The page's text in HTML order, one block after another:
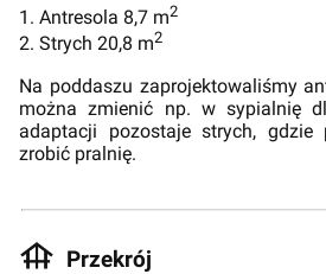
1. Antresola 8,7 m2
2. Strych 20,8 m2
Na poddaszu zaprojektowaliśmy
można zmienić np. w sypialnię
adaptacji pozostaje strych, gdzie
zrobić pralnię.
Przekrój